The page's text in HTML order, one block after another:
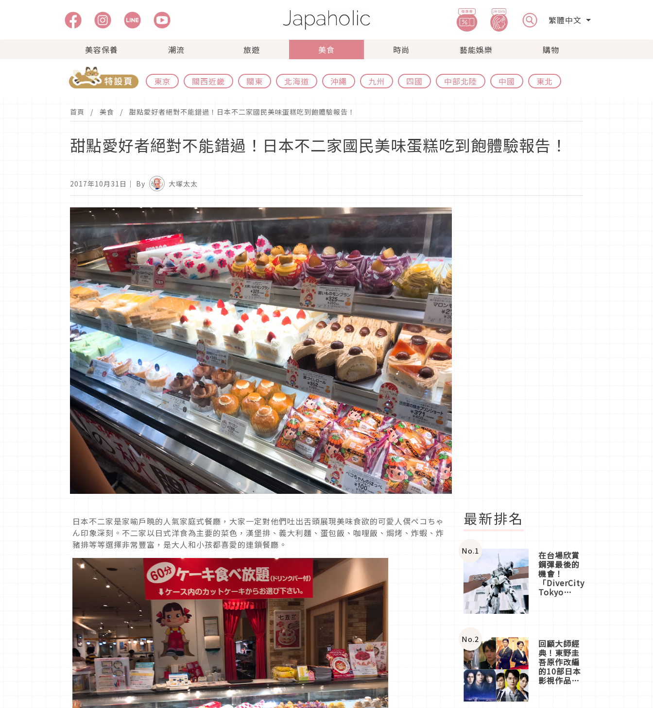
繁體中文
美容保養 潮流 旅遊 美食 時尚 藝能娛樂 購物
東京 關西近畿 關東 北海道 沖繩 九州 四國 中部北陸 中國 東北
首頁 美食 甜點愛好者絕對不能錯過！日本不二家國民美味蛋糕吃到飽體驗報告！
甜點愛好者絕對不能錯過！日本不二家國民美味蛋糕吃到飽體驗報告！
2017年10月31日 ｜ By 大塚太太
日本不二家是家喻戶曉的人氣家庭式餐廳，大家一定對他們吐出舌頭展現美味食欲的可愛人偶ペコちゃ
ん印象深刻。不二家以日式洋食為主要的菜色，漢堡排、義大利麵、蛋包飯、咖哩飯、焗烤、炸蝦、炸
豬排等等選擇非常豐富，是大人和小孩都喜愛的連鎖餐廳。
最新排名
No.1 在台場欣賞
鋼彈最後的
機會！
「DiverCity
Tokyo
體驗
No.2 回顧大師經
典！東野圭
吾原作改編
的10部日本
影視作品推